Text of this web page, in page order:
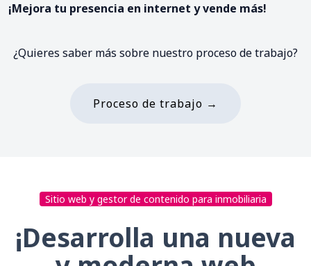
¡Mejora tu presencia en internet y vende más!
¿Quieres saber más sobre nuestro proceso de trabajo?
Proceso de trabajo →
Sitio web y gestor de contenido para inmobiliaria
¡Desarrolla una nueva